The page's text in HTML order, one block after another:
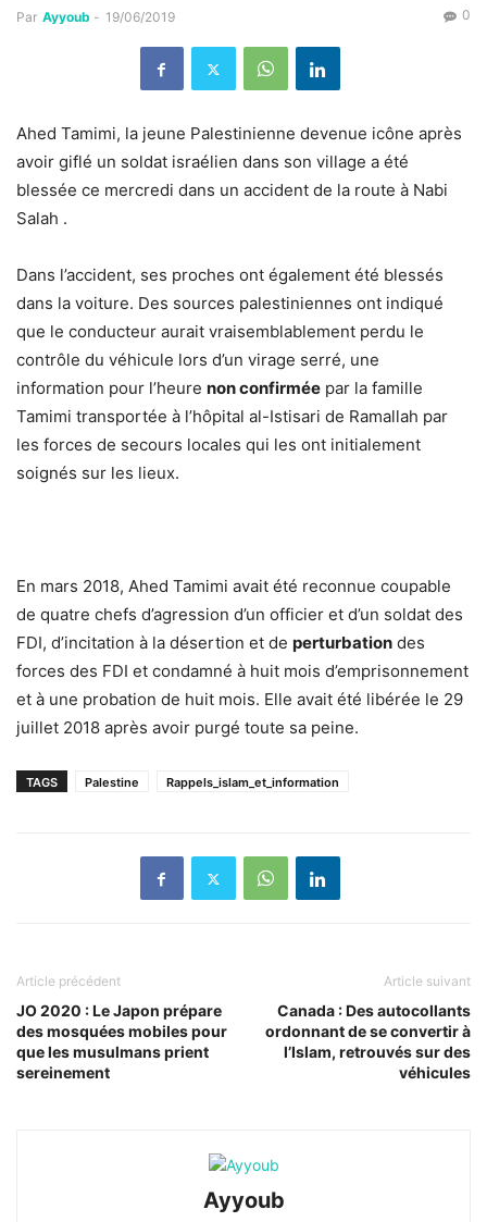
Par Ayyoub - 19/06/2019 0
Ahed Tamimi, la jeune Palestinienne devenue icône après
avoir giflé un soldat israélien dans son village a été
blessée ce mercredi dans un accident de la route à Nabi
Salah .
Dans l’accident, ses proches ont également été blessés
dans la voiture. Des sources palestiniennes ont indiqué
que le conducteur aurait vraisemblablement perdu le
contrôle du véhicule lors d’un virage serré, une
information pour l’heure non confirmée par la famille
Tamimi transportée à l’hôpital al-Istisari de Ramallah par
les forces de secours locales qui les ont initialement
soignés sur les lieux.
En mars 2018, Ahed Tamimi avait été reconnue coupable
de quatre chefs d’agression d’un officier et d’un soldat des
FDI, d’incitation à la désertion et de perturbation des
forces des FDI et condamné à huit mois d’emprisonnement
et à une probation de huit mois. Elle avait été libérée le 29
juillet 2018 après avoir purgé toute sa peine.
TAGS Palestine Rappels_islam_et_information
Article précédent
JO 2020 : Le Japon prépare
des mosquées mobiles pour
que les musulmans prient
sereinement
Article suivant
Canada : Des autocollants
ordonnant de se convertir à
l’Islam, retrouvés sur des
véhicules
Ayyoub